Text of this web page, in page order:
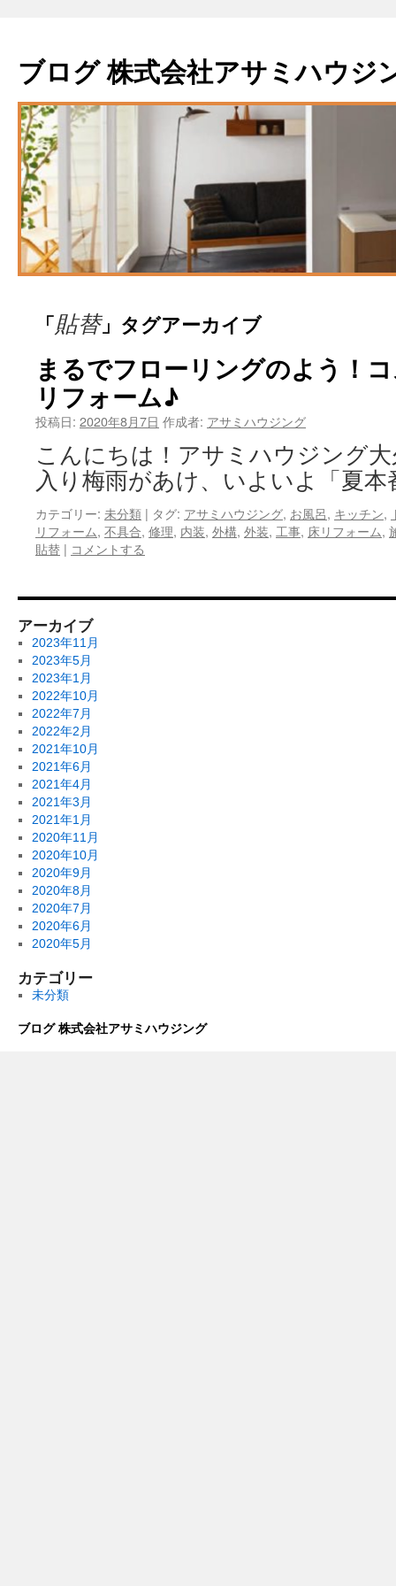
ブログ 株式会社アサミハウジ
「貼替」タグアーカイブ
まるでフローリングのよう！
リフォーム♪
投稿日: 2020年8月7日 作成者: アサミハウジング
こんにちは！アサミハウジング
入り梅雨があけ、いよいよ「夏
カテゴリー: 未分類 | タグ: アサミハウジング, お風呂, キッチン,
リフォーム, 不具合, 修理, 内装, 外構, 外装, 工事, 床リフォーム,
貼替 | コメントする
アーカイブ
2023年11月
2023年5月
2023年1月
2022年10月
2022年7月
2022年2月
2021年10月
2021年6月
2021年4月
2021年3月
2021年1月
2020年11月
2020年10月
2020年9月
2020年8月
2020年7月
2020年6月
2020年5月
カテゴリー
未分類
ブログ 株式会社アサミハウジング